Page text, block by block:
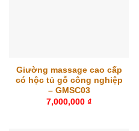
Giường massage cao cấp
có hộc tủ gỗ công nghiệp
– GMSC03
7,000,000 ₫